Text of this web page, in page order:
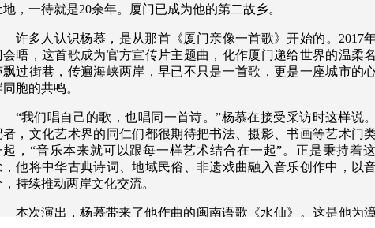
地，一待就是20余年。厦门已成为他的第二故乡。
许多人认识杨慕，是从那首《厦门亲像一首歌》开始的。2017
会晤，这首歌成为官方宣传片主题曲，化作厦门递给世界的温柔
飘过街巷，传遍海峡两岸，早已不只是一首歌，更是一座城市的
同胞的共鸣。
“我们唱自己的歌，也唱同一首诗。”杨慕在接受采访时这样说
者，文化艺术界的同仁们都很期待把书法、摄影、书画等艺术门
起，“音乐本来就可以跟每一样艺术结合在一起”。正是秉持着
，他将中华古典诗词、地域民俗、非遗戏曲融入音乐创作中，以
，持续推动两岸文化交流。
本次演出，杨慕带来了他作曲的闽南语歌《水仙》。这是他为